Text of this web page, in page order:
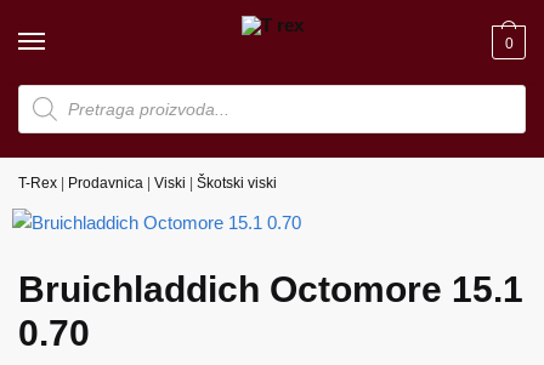
Products
search
0
T-Rex Prodavnica Viski Škotski viski
Bruichladdich Octomore 15.1
0.70